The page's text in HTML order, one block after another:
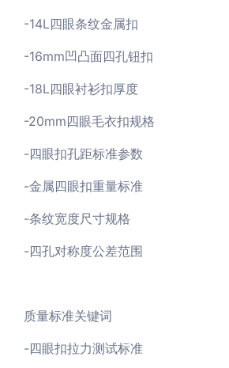
-14L四眼条纹金属扣
-16mm凹凸面四孔钮扣
-18L四眼衬衫扣厚度
-20mm四眼毛衣扣规格
-四眼扣孔距标准参数
-金属四眼扣重量标准
-条纹宽度尺寸规格
-四孔对称度公差范围
质量标准关键词
-四眼扣拉力测试标准